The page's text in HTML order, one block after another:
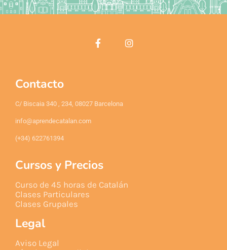
Contacto
C/ Biscaia 340 , 234, 08027 Barcelona
info@aprendecatalan.com
(+34) 622761394
Cursos y Precios
Curso de 45 horas de Catalán
Clases Particulares
Clases Grupales
Legal
Aviso Legal